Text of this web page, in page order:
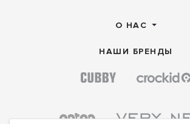
О НАС
НАШИ БРЕНДЫ